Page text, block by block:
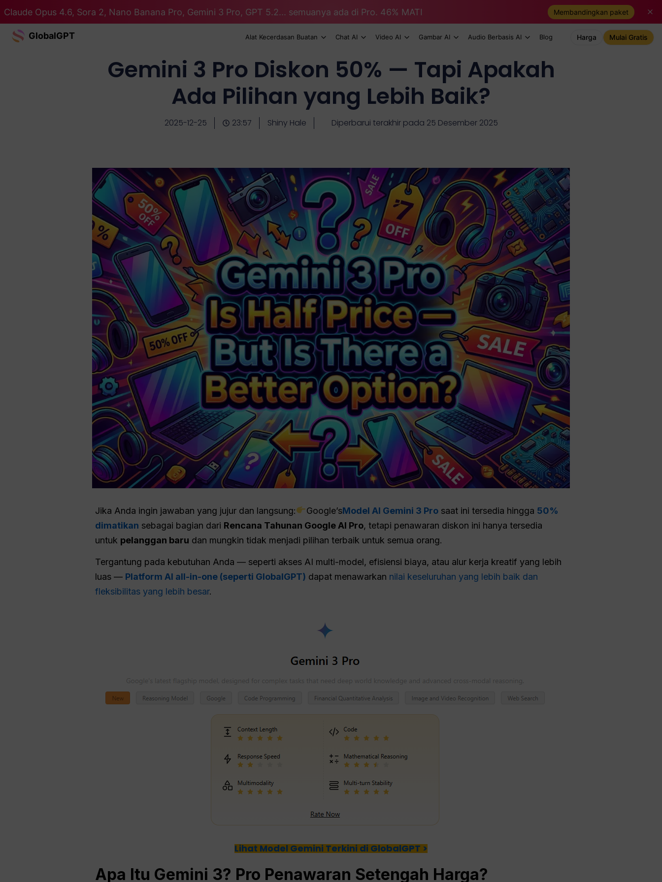
Claude Opus 4.6, Sora 2, Nano Banana Pro, Gemini 3 Pro, GPT 5.2... semuanya ada di Pro. 46% MATI Membandingkan paket
GlobalGPT Alat Kecerdasan Buatan Chat AI Video AI Gambar AI Audio Berbasis AI Blog Harga Mulai Gratis
Gemini 3 Pro Diskon 50% — Tapi Apakah
Ada Pilihan yang Lebih Baik?
2025-12-25 23:57 Shiny Hale Diperbarui terakhir pada 25 Desember 2025
Jika Anda ingin jawaban yang jujur dan langsung: Google’sModel AI Gemini 3 Prosaat ini tersedia hingga 50%
dimatikan sebagai bagian dari Rencana Tahunan Google AI Pro, tetapi penawaran diskon ini hanya tersedia
untuk pelanggan baru dan mungkin tidak menjadi pilihan terbaik untuk semua orang.
Tergantung pada kebutuhan Anda — seperti akses AI multi-model, efisiensi biaya, atau alur kerja kreatif yang lebih
luas — Platform AI all-in-one (seperti GlobalGPT) dapat menawarkan nilai keseluruhan yang lebih baik dan
fleksibilitas yang lebih besar.
Lihat Model Gemini Terkini di GlobalGPT >
Apa Itu Gemini 3? Pro Penawaran Setengah Harga?